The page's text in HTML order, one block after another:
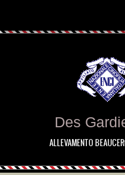
Des
ALLEVAMENTO